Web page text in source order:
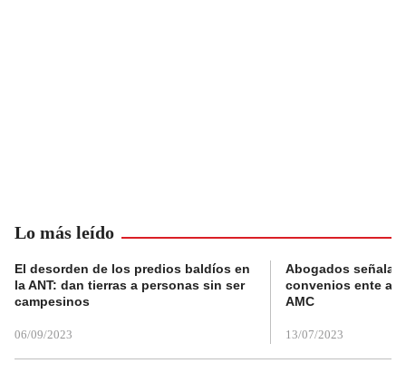
Lo más leído
El desorden de los predios baldíos en
la ANT: dan tierras a personas sin ser
campesinos
06/09/2023
Abogados
convenios ente
AMC
13/07/2023